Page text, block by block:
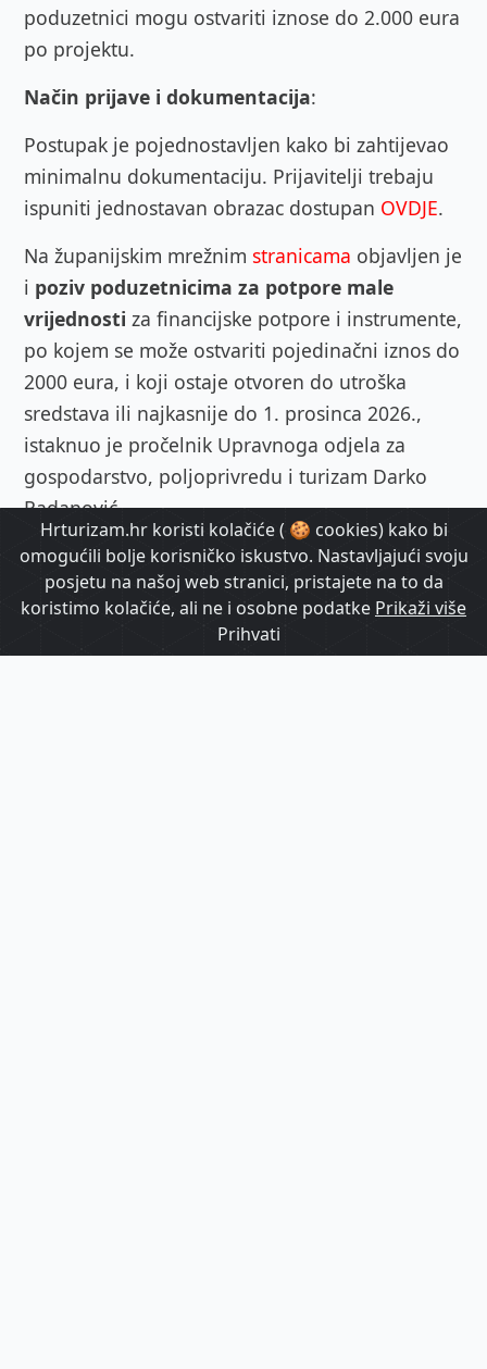
poduzetnici mogu ostvariti iznose do 2.000 eura
po projektu.
Način prijave i dokumentacija:
Postupak je pojednostavljen kako bi zahtijevao
minimalnu dokumentaciju. Prijavitelji trebaju
ispuniti jednostavan obrazac dostupan OVDJE.
Na županijskim mrežnim stranicama objavljen je
i poziv poduzetnicima za potpore male
vrijednosti za financijske potpore i instrumente,
po kojem se može ostvariti pojedinačni iznos do
2000 eura, i koji ostaje otvoren do utroška
sredstava ili najkasnije do 1. prosinca 2026.,
istaknuo je pročelnik Upravnoga odjela za
gospodarstvo, poljoprivredu i turizam Darko
Radanović.
Hrturizam.hr koristi kolačiće ( 🍪 cookies) kako bi
omogućili bolje korisničko iskustvo. Nastavljajući svoju
posjetu na našoj web stranici, pristajete na to da
koristimo kolačiće, ali ne i osobne podatke Prikaži više
Prihvati